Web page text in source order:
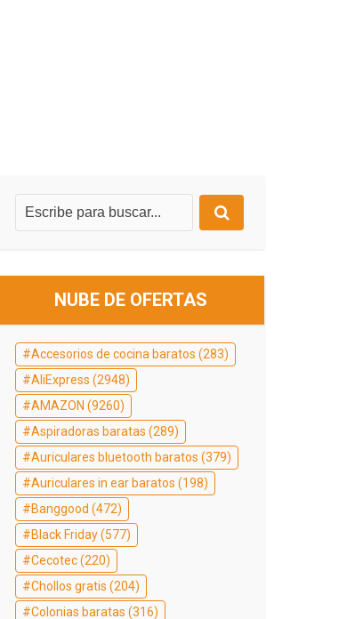
NUBE DE OFERTAS
Accesorios de cocina baratos (283)
AliExpress (2948)
AMAZON (9260)
Aspiradoras baratas (289)
Auriculares bluetooth baratos (379)
Auriculares in ear baratos (198)
Banggood (472)
Black Friday(577)
Cecotec(220)
Chollos gratis (204)
Colonias baratas (316)